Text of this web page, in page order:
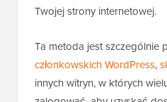
przed dostępem do
Ta metoda jest całkowitym
pierwszej metody.